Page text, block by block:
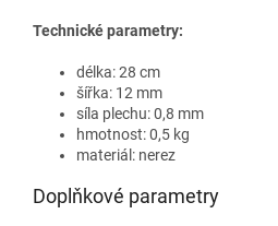
Technické parametry:
délka: 28 cm
šířka: 12 mm
síla plechu: 0,8 mm
hmotnost: 0,5 kg
materiál: nerez
Doplňkové parametry